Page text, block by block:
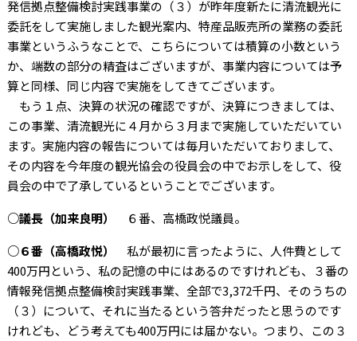
発信拠点整備検討実践事業の（３）が昨年度新たに清流観光に
委託をして実施しました観光案内、特産品販売所の業務の委託
事業というふうなことで、こちらについては積算の小数という
か、端数の部分の精査はございますが、事業内容については予
算と同様、同じ内容で実施をしてきてございます。
もう１点、決算の状況の確認ですが、決算につきましては、
この事業、清流観光に４月から３月まで実施していただいてい
ます。実施内容の報告については毎月いただいておりまして、
その内容を今年度の観光協会の役員会の中でお示しをして、役
員会の中で了承しているということでございます。
○議長（加来良明）
６番、高橋政悦議員。
○６番（高橋政悦）
私が最初に言ったように、人件費として
400万円という、私の記憶の中にはあるのですけれども、３番の
情報発信拠点整備検討実践事業、全部で3,372千円、そのうちの
（３）について、それに当たるという答弁だったと思うのです
けれども、どう考えても400万円には届かない。つまり、この３